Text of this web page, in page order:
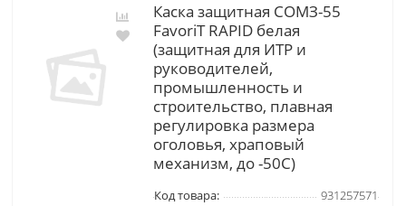
Каска защитная СОМЗ-55
FavoriT RAPID белая
(защитная для ИТР и
руководителей,
промышленность и
строительство, плавная
регулировка размера
оголовья, храповый
механизм, до -50С)
Код товара:
931257571